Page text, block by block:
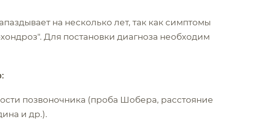
на несколько лет, так как симптомы
Для постановки диагноза необходим
позвоночника (проба Шобера, расстояние
и др.).